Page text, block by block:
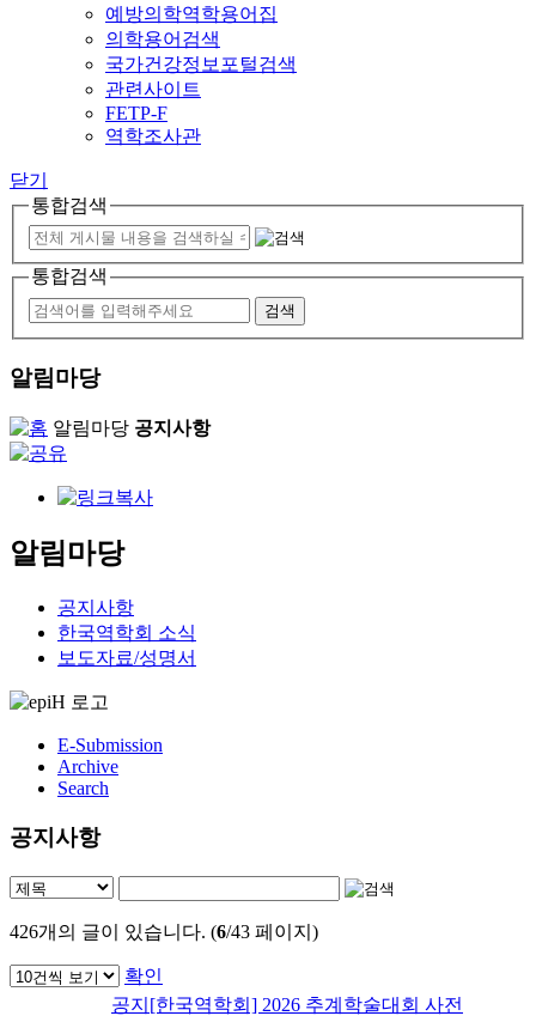
예방의학역학용어집
의학용어검색
국가건강정보포털검색
관련사이트
FETP-F
역학조사관
닫기
통합검색
통합검색
알림마당
알림마당 공지사항
알림마당
공지사항
한국역학회 소식
보도자료/성명서
E-Submission
Archive
Search
공지사항
426개의 글이 있습니다. (6/43 페이지)
확인
공지 [한국역학회] 2026 추계학술대회 사전